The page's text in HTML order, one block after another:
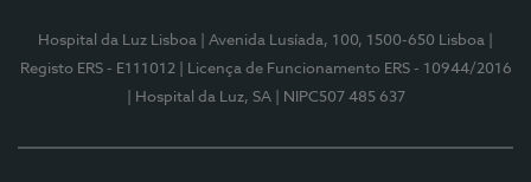
Hospital da Luz Lisboa | Avenida Lusíada, 100, 1500-650 Lisboa
Registo ERS - E111012
| Licença de Funcionamento ERS - 10944/2016
| Hospital da Luz, SA
| NIPC507 485 637